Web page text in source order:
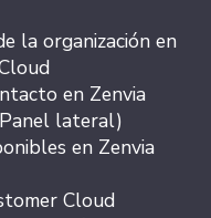
la organización en
en Zenvia
lateral)
en Zenvia
Cloud